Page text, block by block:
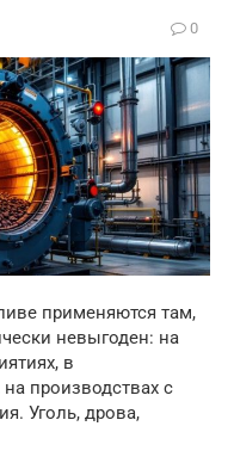
0
применяются там,
невыгоден: на
в
производствах с
Уголь, дрова,